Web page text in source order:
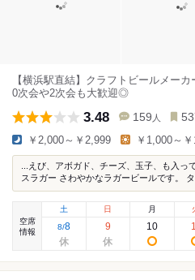
【横浜駅直結】クラフトビールメー
0次会や2次会も大歓迎◎
3.48 159 人
￥2,000～￥2,999 ￥1,000～
...えび、アボガド、チーズ、玉子、も入
スラガー さわやかなラガービールです。
空席
情報
土
8/8
日
9
月
10